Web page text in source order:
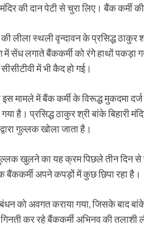
की दान पेटी से चुरा लिए। बैंक कर्मी
लीला स्थली वृन्दावन के प्रसिद्ध ठाकुर
सेंध लगाते बैंककर्मी को रंगे हाथों पकड़ा
में भी कैद हो गई।
इस मामले में बैंक कर्मी के विरूद्ध मुकदमा
है। प्रसिद्ध ठाकुर श्री बांके बिहारी
गुल्लक खोला जाता है।
खुलने का यह क्रम पिछले तीन दिन से
अपने कपड़ों में कुछ छिपा रहा है।
को अवगत कराया गया, जिसके बाद बांके
गिनती कर रहे बैंककर्मी अभिनव की